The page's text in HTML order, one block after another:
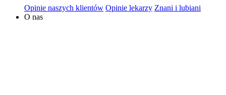
Opinie naszych klientów Opinie lekarzy Znani i lubiani
O nas